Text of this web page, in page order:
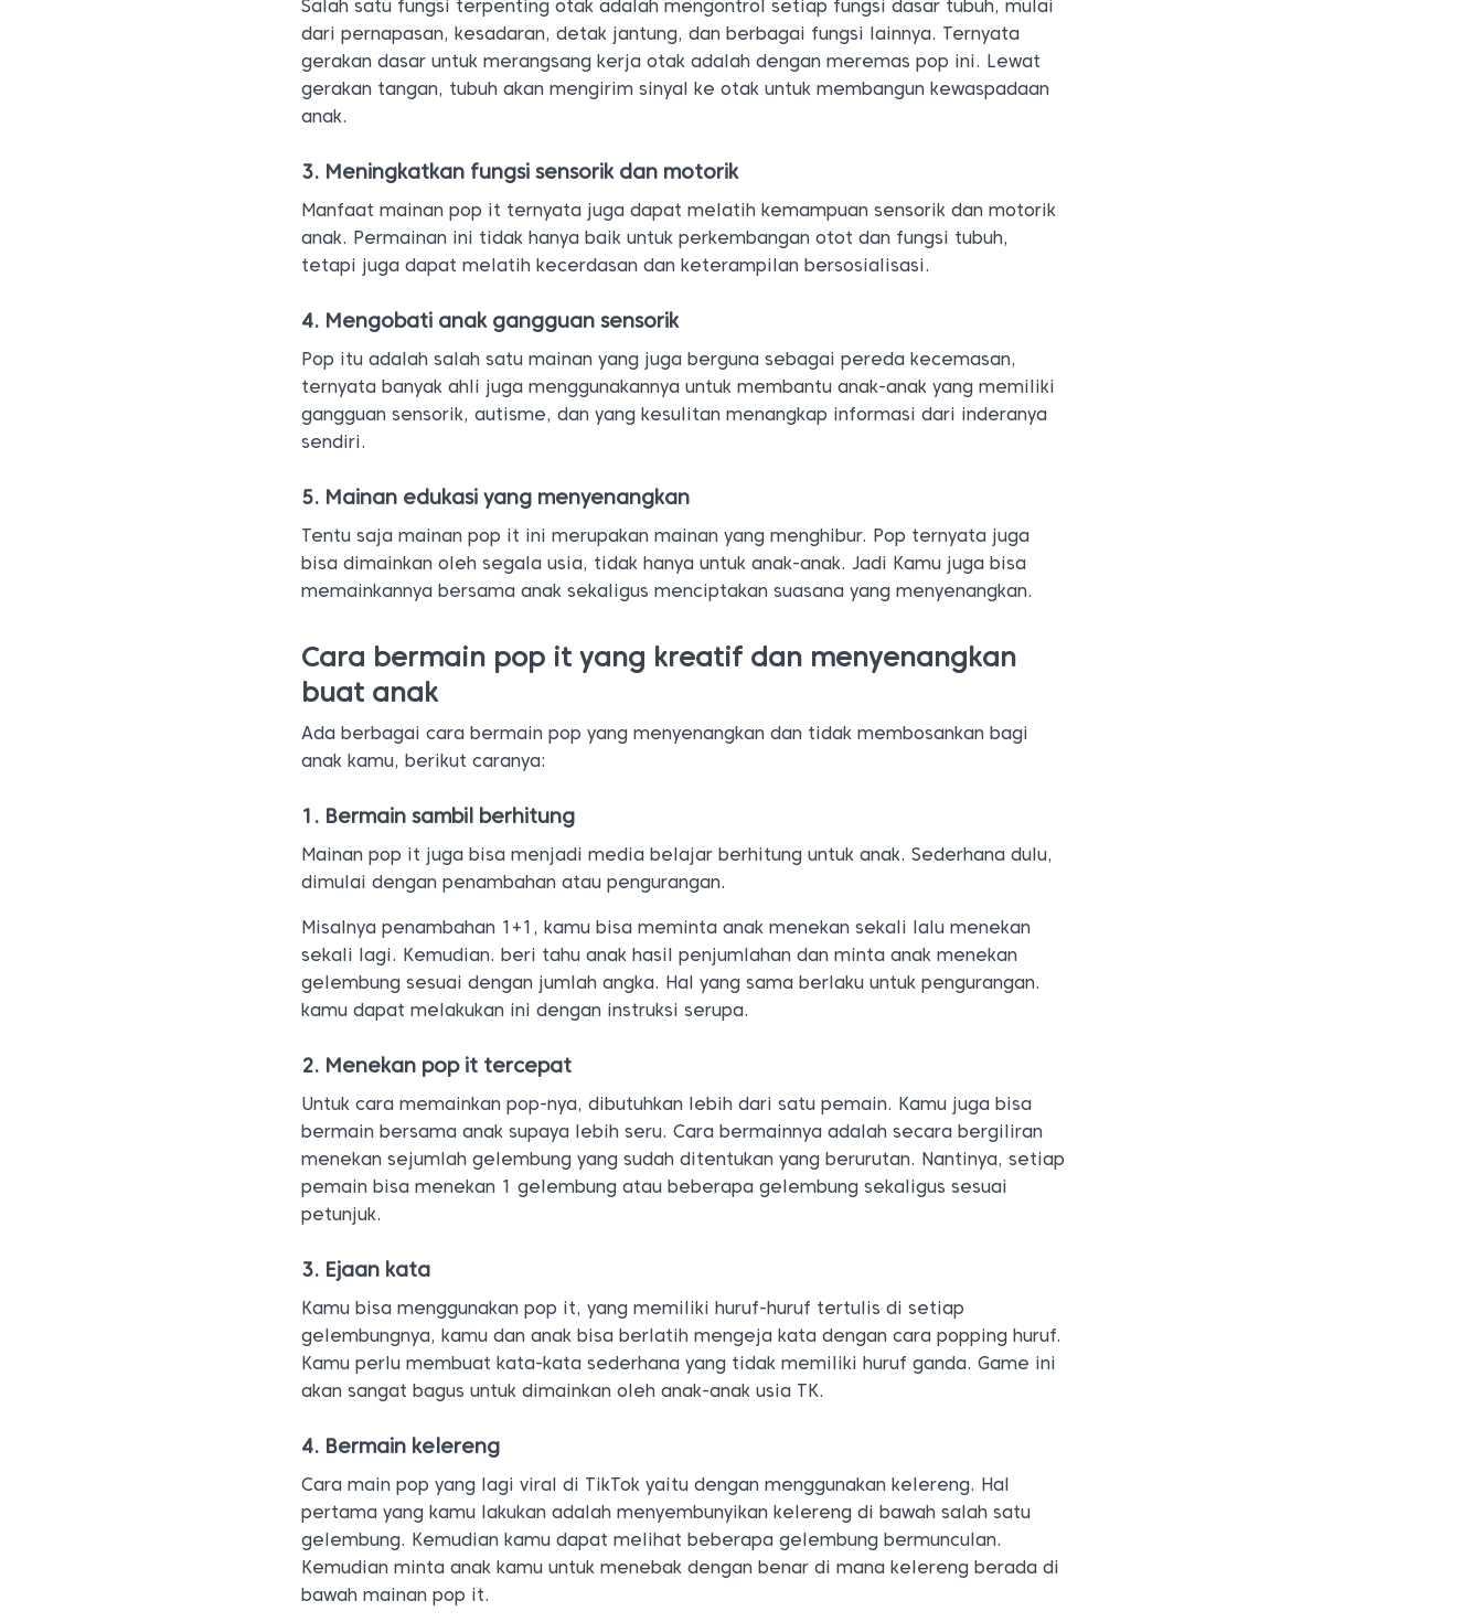
Salah satu fungsi terpenting otak adalah mengontrol setiap fungsi dasar tubuh, mulai
dari pernapasan, kesadaran, detak jantung, dan berbagai fungsi lainnya. Ternyata
gerakan dasar untuk merangsang kerja otak adalah dengan meremas pop ini. Lewat
gerakan tangan, tubuh akan mengirim sinyal ke otak untuk membangun kewaspadaan
anak.
3. Meningkatkan fungsi sensorik dan motorik
Manfaat mainan pop it ternyata juga dapat melatih kemampuan sensorik dan motorik
anak. Permainan ini tidak hanya baik untuk perkembangan otot dan fungsi tubuh,
tetapi juga dapat melatih kecerdasan dan keterampilan bersosialisasi.
4. Mengobati anak gangguan sensorik
Pop itu adalah salah satu mainan yang juga berguna sebagai pereda kecemasan,
ternyata banyak ahli juga menggunakannya untuk membantu anak-anak yang memiliki
gangguan sensorik, autisme, dan yang kesulitan menangkap informasi dari inderanya
sendiri.
5. Mainan edukasi yang menyenangkan
Tentu saja mainan pop it ini merupakan mainan yang menghibur. Pop ternyata juga
bisa dimainkan oleh segala usia, tidak hanya untuk anak-anak. Jadi Kamu juga bisa
memainkannya bersama anak sekaligus menciptakan suasana yang menyenangkan.
Cara bermain pop it yang kreatif dan menyenangkan
buat anak
Ada berbagai cara bermain pop yang menyenangkan dan tidak membosankan bagi
anak kamu, berikut caranya:
1. Bermain sambil berhitung
Mainan pop it juga bisa menjadi media belajar berhitung untuk anak. Sederhana dulu,
dimulai dengan penambahan atau pengurangan.
Misalnya penambahan 1+1, kamu bisa meminta anak menekan sekali lalu menekan
sekali lagi. Kemudian. beri tahu anak hasil penjumlahan dan minta anak menekan
gelembung sesuai dengan jumlah angka. Hal yang sama berlaku untuk pengurangan.
kamu dapat melakukan ini dengan instruksi serupa.
2. Menekan pop it tercepat
Untuk cara memainkan pop-nya, dibutuhkan lebih dari satu pemain. Kamu juga bisa
bermain bersama anak supaya lebih seru. Cara bermainnya adalah secara bergiliran
menekan sejumlah gelembung yang sudah ditentukan yang berurutan. Nantinya, setiap
pemain bisa menekan 1 gelembung atau beberapa gelembung sekaligus sesuai
petunjuk.
3. Ejaan kata
Kamu bisa menggunakan pop it, yang memiliki huruf-huruf tertulis di setiap
gelembungnya, kamu dan anak bisa berlatih mengeja kata dengan cara popping huruf.
Kamu perlu membuat kata-kata sederhana yang tidak memiliki huruf ganda. Game ini
akan sangat bagus untuk dimainkan oleh anak-anak usia TK.
4. Bermain kelereng
Cara main pop yang lagi viral di TikTok yaitu dengan menggunakan kelereng. Hal
pertama yang kamu lakukan adalah menyembunyikan kelereng di bawah salah satu
gelembung. Kemudian kamu dapat melihat beberapa gelembung bermunculan.
Kemudian minta anak kamu untuk menebak dengan benar di mana kelereng berada di
bawah mainan pop it.